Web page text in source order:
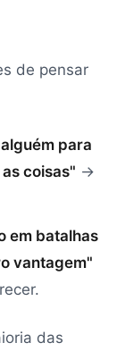
de pensar
para
coisas" →
em batalhas
vantagem"
das